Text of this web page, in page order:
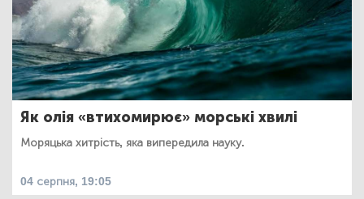
Як олія «втихомирює» морські хвилі
Моряцька хитрість, яка випередила науку.
04 серпня, 19:05